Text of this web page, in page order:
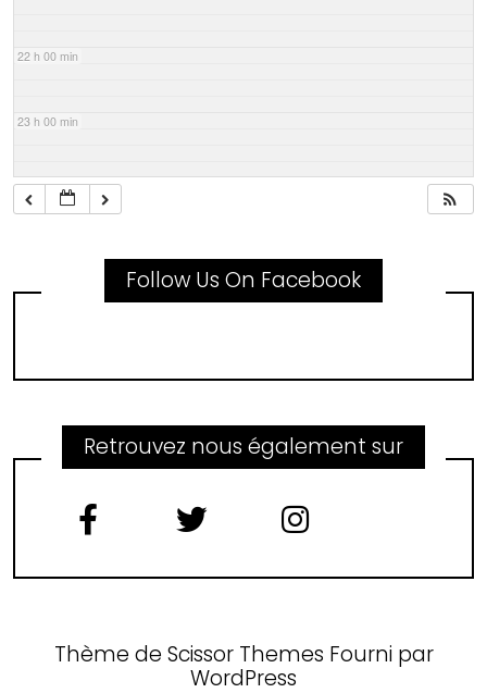
22 h 00 min
23 h 00 min
Follow Us On Facebook
Retrouvez nous également sur
Thème de Scissor Themes Fourni par
WordPress